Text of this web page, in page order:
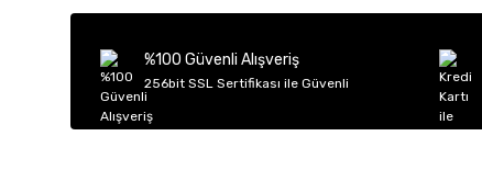
Ürün fiyatı diğer sitelerden daha pahalı.
Bu ürüne benzer farklı alternatifler olmalı.
%100 Güvenli Alışveriş
256bit SSL Sertifikası ile Güvenli